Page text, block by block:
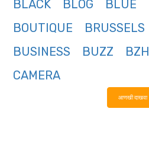
BLACK
BLOG BLUE
BOUTIQUE
BRUSSELS
BUSINESS
BUZZ BZH
CAMERA
आणखी दाखवा